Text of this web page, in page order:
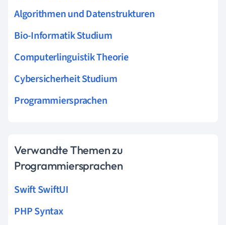
Algorithmen und Datenstrukturen
Bio-Informatik Studium
Computerlinguistik Theorie
Cybersicherheit Studium
Programmiersprachen
Verwandte Themen zu
Programmiersprachen
Swift SwiftUI
PHP Syntax